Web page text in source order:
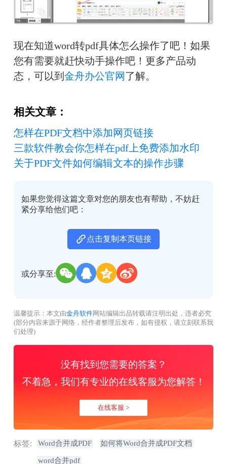
现在知道word转pdf具体怎么操作了吧！如果
您有需要就赶快动手操作吧！ 更多产品动
态，可以到 金舟办公官网了解。
相关文章：
怎样在PDF文档中添加网页链接
三款软件教会你怎样在pdf上免费添加水印
关于PDF文件如何编辑文本的操作步骤
如果您觉得这篇文章对您的朋友也有帮助，不妨赶
紧分享给他们吧：
点击复制本页链接
或分享至:
温馨提示：本文由金舟软件网站编辑出品转载请注明出处，违者必究
(部分内容来源于网络，经作者整理后发布，如有侵权，请立刻联系我
们处理)
没有找到您需要的答案？
不着急，我们有专业的在线客服为您解答！
在线客服 >
标签: Word合并成PDF 如何将Word合并成PDF文档
word合并pdf